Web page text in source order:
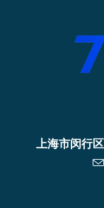
上海市闵行